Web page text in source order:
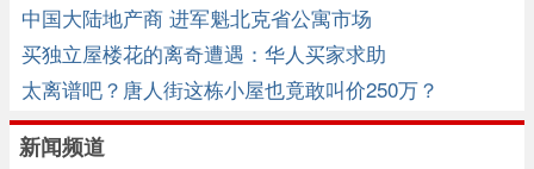
中国大陆地产商 进军魁北克省公寓市场
买独立屋楼花的离奇遭遇：华人买家求助
太离谱吧？唐人街这栋小屋也竟敢叫价250万？
新闻频道